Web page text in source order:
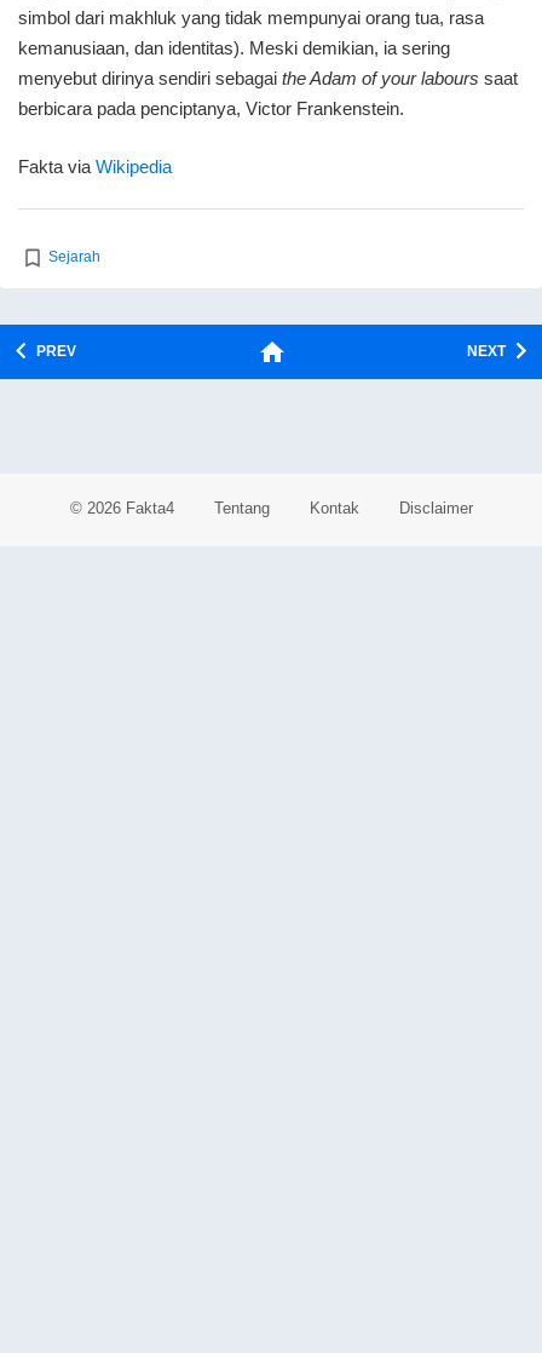
simbol dari makhluk yang tidak mempunyai orang tua, rasa
kemanusiaan, dan identitas). Meski demikian, ia sering
menyebut dirinya sendiri sebagai the Adam of your labours saat
berbicara pada penciptanya, Victor Frankenstein.
Fakta via Wikipedia
Sejarah
PREV NEXT
© 2026 Fakta4 Tentang Kontak Disclaimer